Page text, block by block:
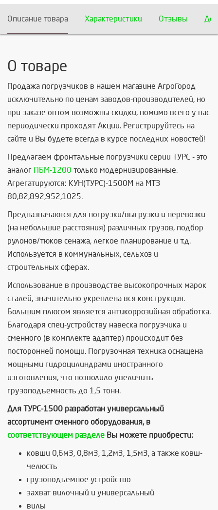
Описание товара Характеристики Отзывы
О товаре
Продажа погрузчиков в нашем магазине АгроГород
исключительно по ценам заводов-производителей, но
при заказе оптом возможны скидки, помимо всего у нас
периодически проходят Акции. Регистрируйтесь на
сайте и Вы будете всегда в курсе последних новостей!
Предлагаем фронтальные погрузчики серии ТУРС - это
аналог ПБМ-1200 только модернизированные.
Агрегатируются: КУН(ТУРС)-1500М на МТЗ
80,82,892,952,1025.
Предназначаются для погрузки/выгрузки и перевозки
(на небольшие расстояния) различных грузов, подбор
рулонов/тюков сенажа, легкое планирование и т.д.
Используется в коммунальных, сельхоз и
строительных сферах.
Использование в производстве высокопрочных марок
сталей, значительно укреплена вся конструкция.
Большим плюсом является антикоррозийная обработка.
Благодаря спец-устройству навеска погрузчика и
сменного (в комплекте адаптер) происходит без
посторонней помощи. Погрузочная техника оснащена
мощными гидроцилиндрами иностранного
изготовления, что позволило увеличить
грузоподъемность до 1,5 тонн.
Для ТУРС-1500 разработан универсальный
ассортимент сменного оборудования, в
соответствующем разделе Вы можете приобрести:
ковши 0,6м3, 0,8м3, 1,2м3, 1,5м3, а также ковш-
челюсть
грузоподъемное устройство
захват вилочный и универсальный
вилы